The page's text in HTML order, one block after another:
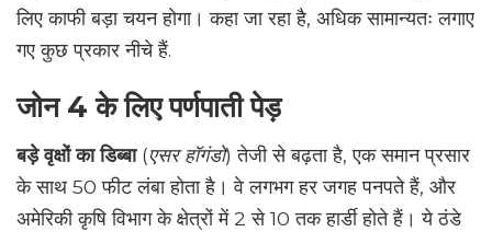
लिए काफी बड़ा चयन होगा। कहा जा रहा है, अधिक सामान्यतः लगाए
गए कुछ प्रकार नीचे हैं.
जोन 4 के लिए पर्णपाती पेड़
बड़े वृक्षों का डिब्बा(एसर हॉगंडो) तेजी से बढ़ता है, एक समान प्रसार
के साथ 50 फीट लंबा होता है। वे लगभग हर जगह पनपते हैं, और
अमेरिकी कृषि विभाग के क्षेत्रों में 2 से 10 तक हार्डी होते हैं। ये ठंडे